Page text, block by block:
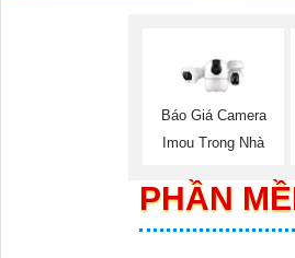
Báo Giá Camera
Imou Trong Nhà
PHẦN